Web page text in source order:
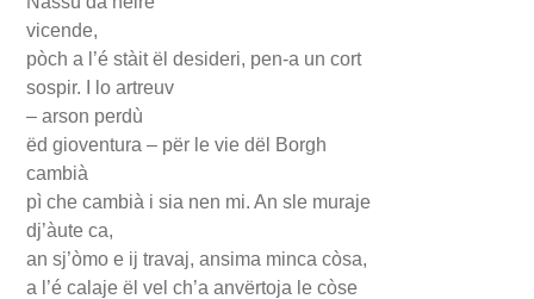
vicende,
pòch a l’é stàit ël desideri, pen-a un cort
sospir. I lo artreuv
– arson perdù
ëd gioventura – për le vie dël Borgh
cambià
pì che cambià i sia nen mi. An sle muraje
dj’àute ca,
an sj’òmo e ij travaj, ansima minca còsa,
a l’é calaje ël vel ch’a anvërtoja le còse